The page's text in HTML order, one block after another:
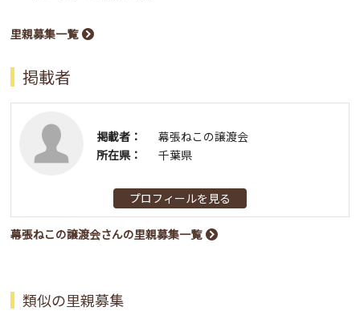
里親募集一覧
掲載者
掲載者：
幕張ねこの譲渡会
所在県：
千葉県
プロフィールを見る
幕張ねこの譲渡会さんの里親募集一覧
類似の里親募集